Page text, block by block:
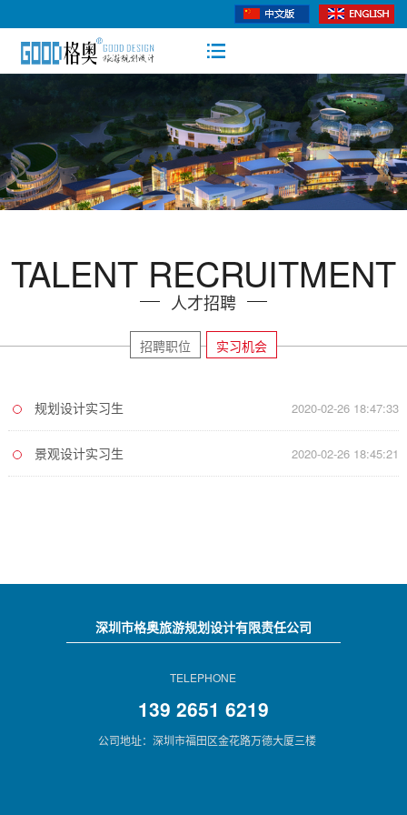
TALENT RECRUITMENT
人才招聘
招聘职位 实习机会
规划设计实习生 2020-02-26 18:47:33
景观设计实习生 2020-02-26 18:45:21
深圳市格奥旅游规划设计有限责任公司
TELEPHONE
139 2651 6219
公司地址：深圳市福田区金花路万德大厦三楼